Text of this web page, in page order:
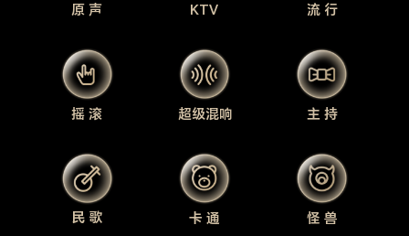
原 声 KTV 流 行
摇 滚 超级混响 主 持
民 歌 卡 通 怪 兽